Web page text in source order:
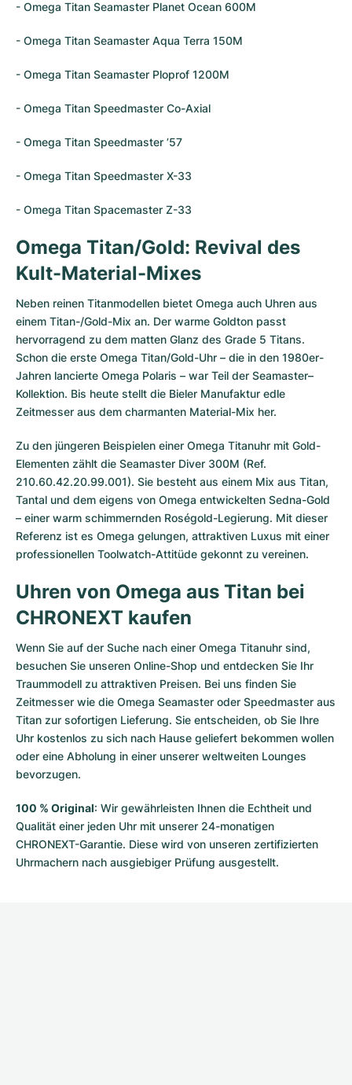
- Omega Titan Seamaster Planet Ocean 600M
- Omega Titan Seamaster Aqua Terra 150M
- Omega Titan Seamaster Ploprof 1200M
- Omega Titan Speedmaster Co-Axial
- Omega Titan Speedmaster ’57
- Omega Titan Speedmaster X-33
- Omega Titan Spacemaster Z-33
Omega Titan/Gold: Revival des
Kult-Material-Mixes
Neben reinen Titanmodellen bietet Omega auch Uhren aus
einem Titan-/Gold-Mix an. Der warme Goldton passt
hervorragend zu dem matten Glanz des Grade 5 Titans.
Schon die erste Omega Titan/Gold-Uhr – die in den 1980er-
Jahren lancierte Omega Polaris – war Teil der Seamaster–
Kollektion. Bis heute stellt die Bieler Manufaktur edle
Zeitmesser aus dem charmanten Material-Mix her.
Zu den jüngeren Beispielen einer Omega Titanuhr mit Gold-
Elementen zählt die Seamaster Diver 300M (Ref.
210.60.42.20.99.001). Sie besteht aus einem Mix aus Titan,
Tantal und dem eigens von Omega entwickelten Sedna-Gold
– einer warm schimmernden Roségold-Legierung. Mit dieser
Referenz ist es Omega gelungen, attraktiven Luxus mit einer
professionellen Toolwatch-Attitüde gekonnt zu vereinen.
Uhren von Omega aus Titan bei
CHRONEXT kaufen
Wenn Sie auf der Suche nach einer Omega Titanuhr sind,
besuchen Sie unseren Online-Shop und entdecken Sie Ihr
Traummodell zu attraktiven Preisen. Bei uns finden Sie
Zeitmesser wie die Omega Seamaster oder Speedmaster aus
Titan zur sofortigen Lieferung. Sie entscheiden, ob Sie Ihre
Uhr kostenlos zu sich nach Hause geliefert bekommen wollen
oder eine Abholung in einer unserer weltweiten Lounges
bevorzugen.
100 % Original: Wir gewährleisten Ihnen die Echtheit und
Qualität einer jeden Uhr mit unserer 24-monatigen
CHRONEXT-Garantie. Diese wird von unseren zertifizierten
Uhrmachern nach ausgiebiger Prüfung ausgestellt.